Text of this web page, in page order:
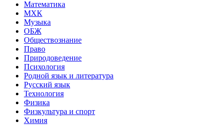
Математика
МХК
Музыка
ОБЖ
Обществознание
Право
Природоведение
Психология
Родной язык и литература
Русский язык
Технология
Физика
Физкультура и спорт
Химия